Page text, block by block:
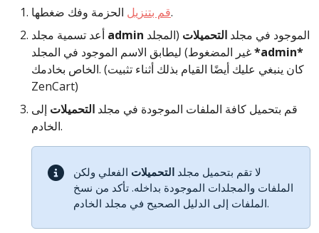
قم بتنزيلالحزمة وفك ضغطها.
admin الموجود في مجلد التحميلات (المجلد
*admin*
الخاص بخادمك. (كان ينبغي عليك أيضًا القيام بذلك أثناء تثبيت
ZenCart)
قم بتحميل كافة الملفات الموجودة في مجلد التحميلات إلى
الخادم.
لا تقم بتحميل مجلدالتحميلات الفعلي ولكن
الملفات والمجلدات الموجودة بداخله. تأكد من نسخ
الملفات إلى الدليل الصحيح في مجلد الخادم.